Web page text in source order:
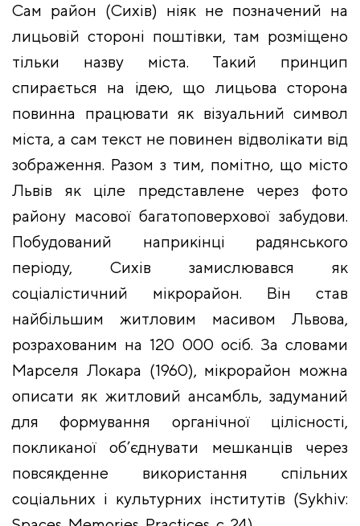
Сам район (Сихів) ніяк не позначений на
лицьовій стороні поштівки, там розміщено
тільки назву міста. Такий принцип
спирається на ідею, що лицьова сторона
повинна працювати як візуальний символ
міста, а сам текст не повинен відволікати від
зображення. Разом з тим, помітно, що місто
Львів як ціле представлене через фото
району масової багатоповерхової забудови.
Побудований наприкінці радянського
періоду, Сихів замислювався як
соціалістичний мікрорайон. Він став
найбільшим житловим масивом Львова,
розрахованим на 120 000 осіб. За словами
Марселя Локара (1960), мікрорайон можна
описати як житловий ансамбль, задуманий
для формування органічної цілісності,
покликаної об’єднувати мешканців через
повсякденне використання спільних
соціальних і культурних інститутів (Sykhiv: